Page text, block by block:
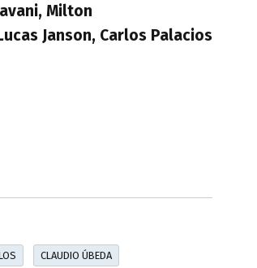
Milton
Janson, Carlos Palacios
CLAUDIO ÚBEDA